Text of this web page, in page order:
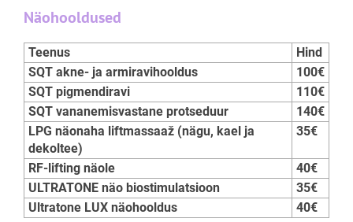
Näohooldused
Teenus
Hind
SQT akne- ja armiravihooldus
100€
SQT pigmendiravi
110€
SQT vananemisvastane protseduur
140€
LPG näonaha liftmassaaž (nägu, kael ja
dekoltee)
35€
RF-lifting näole
40€
ULTRATONE näo biostimulatsioon
35€
Ultratone LUX näohooldus
40€